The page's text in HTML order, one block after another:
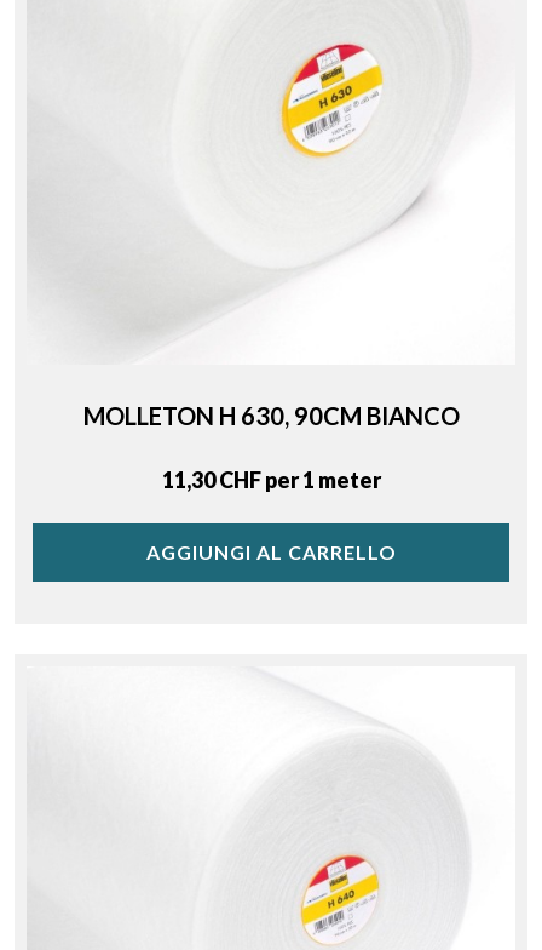
MOLLETON H 630, 90CM BIANCO
Price
11,30 CHF per 1 meter
AGGIUNGI AL CARRELLO